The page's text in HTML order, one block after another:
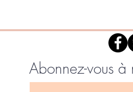
Abonnez-vous à